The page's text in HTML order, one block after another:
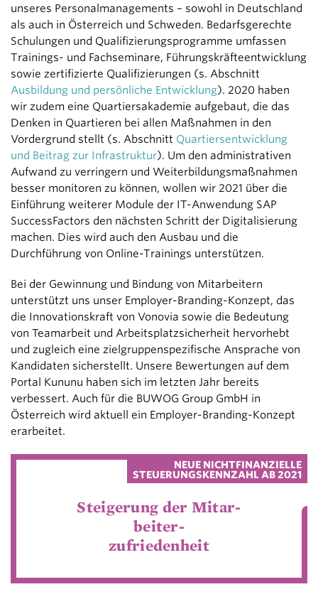
unseres Personalmanagements – sowohl in Deutschland
als auch in Österreich und Schweden. Bedarfsgerechte
Schulungen und Qualifizierungsprogramme umfassen
Trainings- und Fachseminare, Führungskräfteentwicklung
sowie zertifizierte Qualifizierungen (s. Abschnitt
Ausbildung und persönliche Entwicklung). 2020 haben
wir zudem eine Quartiersakademie aufgebaut, die das
Denken in Quartieren bei allen Maßnahmen in den
Vordergrund stellt (s. Abschnitt Quartiersentwicklung
und Beitrag zur Infrastruktur). Um den administrativen
Aufwand zu verringern und Weiterbildungsmaßnahmen
besser monitoren zu können, wollen wir 2021 über die
Einführung weiterer Module der IT-Anwendung SAP
SuccessFactors den nächsten Schritt der Digitalisierung
machen. Dies wird auch den Ausbau und die
Durchführung von Online-Trainings unterstützen.
Bei der Gewinnung und Bindung von Mitarbeitern
unterstützt uns unser Employer-Branding-Konzept, das
die Innovationskraft von Vonovia sowie die Bedeutung
von Teamarbeit und Arbeitsplatzsicherheit hervorhebt
und zugleich eine zielgruppenspezifische Ansprache von
Kandidaten sicherstellt. Unsere Bewertungen auf dem
Portal Kununu haben sich im letzten Jahr bereits
verbessert. Auch für die BUWOG Group GmbH in
Österreich wird aktuell ein Employer-Branding-Konzept
erarbeitet.
NEUE NICHTFINANZIELLE
STEUERUNGSKENNZAHL AB 2021
Steigerung der Mitar-
beiter-
zufriedenheit